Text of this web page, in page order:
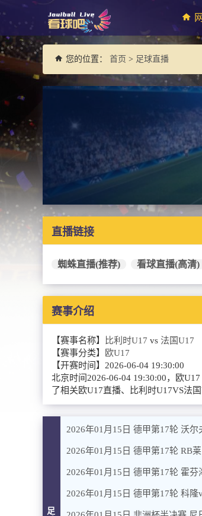
您的位置： 首页 > 足球直播
直播链接
蜘蛛直播(推荐) 看球直播(高清)
赛事介绍
【赛事名称】 比利时U17 vs 法国U17
【赛事分类】
欧U17
【开赛时间】 2026-06-04 19:30:00
北京时间2026-06-04 19:30:00，欧
了相关欧U17直播、比利时U17VS法
足
2026年01月15日 德甲第17轮 沃
2026年01月15日 德甲第17轮 RB
2026年01月15日 德甲第17轮 霍
2026年01月15日 德甲第17轮 科